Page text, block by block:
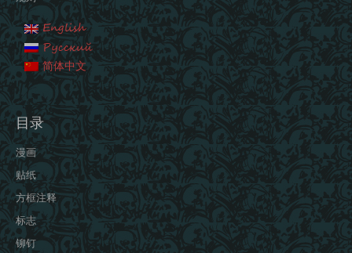
English
Русский
简体中文
目录
漫画
贴纸
方框注释
标志
铆钉